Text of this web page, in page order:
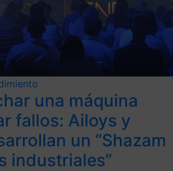
una máquina
fallos: Ailoys y
un “Shazam
industriales”